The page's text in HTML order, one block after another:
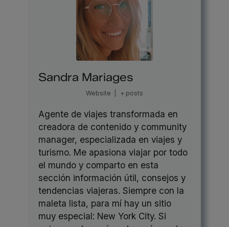
Sandra Mariages
Website + posts
Agente de viajes transformada en
creadora de contenido y community
manager, especializada en viajes y
turismo. Me apasiona viajar por todo
el mundo y comparto en esta
sección información útil, consejos y
tendencias viajeras. Siempre con la
maleta lista, para mí hay un sitio
muy especial: New York City. Si